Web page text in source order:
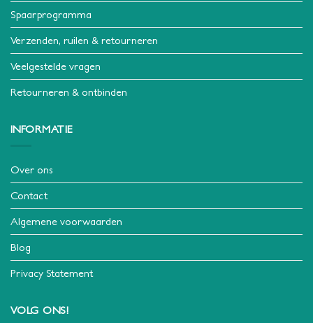
Spaarprogramma
Verzenden, ruilen & retourneren
Veelgestelde vragen
Retourneren & ontbinden
INFORMATIE
Over ons
Contact
Algemene voorwaarden
Blog
Privacy Statement
VOLG ONS!